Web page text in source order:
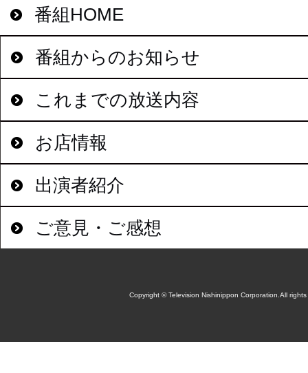
番組HOME
番組からのお知らせ
これまでの放送内容
お店情報
出演者紹介
ご意見・ご感想
Copyright © Television Nishinippon Corporation.All